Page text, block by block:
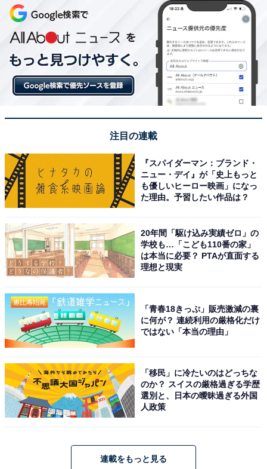
注目の連載
『スパイダーマン：ブランド・
ニュー・デイ』が「史上もっと
も優しいヒーロー映画」になっ
た理由。予習したい作品は？
20年間「駆け込み実績ゼロ」の
学校も…「こども110番の家」
は本当に必要？ PTAが直面する
理想と現実
「青春18きっぷ」販売激減の裏
に何が？ 連続利用の厳格化だけ
ではない「本当の理由」
「移民」に冷たいのはどっちな
のか？ スイスの厳格過ぎる学歴
選別と、日本の曖昧過ぎる外国
人政策
連載をもっと見る